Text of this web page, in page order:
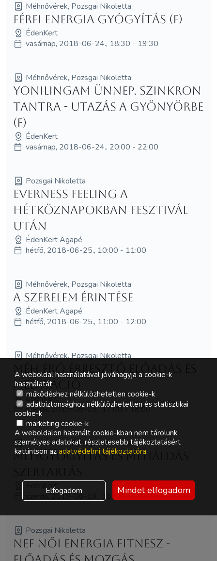
Méhnővérek, Pozsgai Nikoletta
Férfi Energia Gyógyítás (F)
ÉdenKert
vasárnap, 2018-06-24., 18:30 - 19:30
Méhnővérek, Pozsgai Nikoletta
YoniLingam Ünnep. Szinkron
Tantra - utazás a gyönyörbe
(F)
ÉdenKert
vasárnap, 2018-06-24., 20:00 - 22:00
Pozsgai Nikoletta
Everness Feeling a
Hétköznapokban Fesztivál
után
ÉdenKert Agapé
hétfő, 2018-06-25., 10:00 - 11:00
Méhnővérek, Pozsgai Nikoletta
A SzerElem Érintése
ÉdenKert Agapé
hétfő, 2018-06-25., 11:00 - 12:00
Méhnővérek, Pozsgai Nikoletta
Méh Erő Ébresztő előadás és
meditáció
ÉdenKert
szerda, 2019-06-19., 17:00 - 18:00
Méhnővérek, Pozsgai Nikoletta
Méhgyógyítás és MéhÁldás
ÉdenKert
szerda, 2019-06-19., 18:00 - 19:00
Pozsgai Nikoletta
NEF Női Energia Fitnesz -
A weboldal használatával jóváhagyja a cookie-k
használatát.
működéshez nélkülözhetetlen cookie-k
adatbiztonsághoz nélkülözhetetlen és statisztikai
cookie-k
marketing cookie-k
A weboldalon használt cookie-kban nem tárolunk
személyes adatokat, részletesebb tájékoztatásért
kattintson az adatvédelmi tájékoztatóra.
Elfogadom Mindet elfogadom